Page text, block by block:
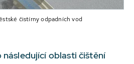
čistírny odpadních vod
následující oblasti čištění